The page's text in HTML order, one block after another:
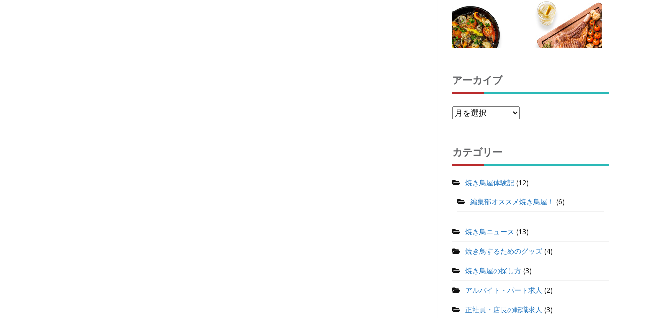
アーカイブ
カテゴリー
焼き鳥屋体験記 (12)
編集部オススメ焼き鳥屋！ (6)
焼き鳥ニュース (13)
焼き鳥するためのグッズ (4)
焼き鳥屋の探し方 (3)
アルバイト・パート求人 (2)
正社員・店長の転職求人 (3)